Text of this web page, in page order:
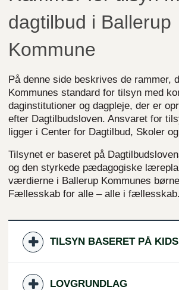
dagtilbud i Ballerup
Kommune
På denne side beskrives de rammer,
Kommunes standard for tilsyn med
daginstitutioner og dagpleje, der er
efter Dagtilbudsloven. Ansvaret for
ligger i Center for Dagtilbud, Skoler
Tilsynet er baseret på
og den styrkede pædagogiske
værdierne i Ballerup Kommunes
Fællesskab for alle – alle i fællesskab.
TILSYN BASERET PÅ KIDS
LOVGRUNDLAG